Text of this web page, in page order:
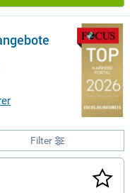
Filter